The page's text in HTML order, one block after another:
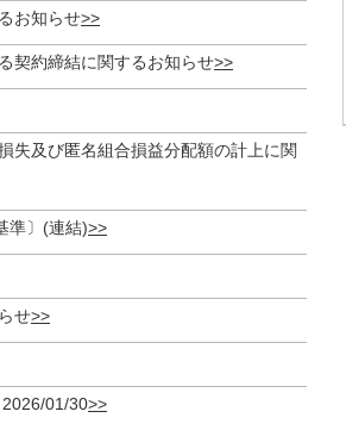
お知らせ
契約締結に関するお知らせ
失及び匿名組合損益分配額の計上に関
準〕(連結)
せ
01/30